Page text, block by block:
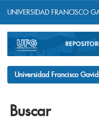
navigation
UNIVERSIDAD FRANCISCO
Universidad Francisco
Buscar